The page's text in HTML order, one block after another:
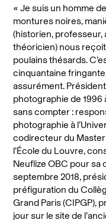
« Je suis un homme
montures noires,
(historien,
théoricien) nous
poulains thésards.
cinquantaine
assurément.
photographie de 1996
sans compter :
photographie à
codirecteur du
l’École du Louvre,
Neuflize OBC pour sa
septembre 2018,
préfiguration du
Grand Paris (CIPGP),
jour sur le site de